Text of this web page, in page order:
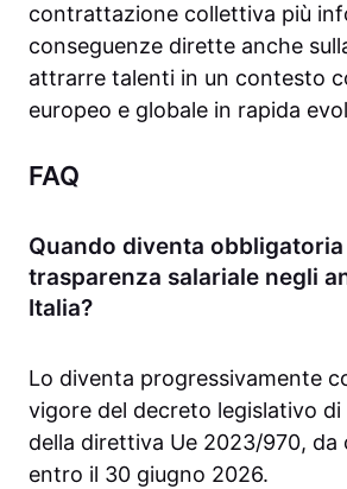
contrattazione collettiva più
conseguenze dirette anche
attrarre talenti in un contesto
europeo e globale in rapida
FAQ
Quando diventa obbligatoria
trasparenza salariale negli
Italia?
Lo diventa progressivamente
vigore del decreto legislativo
della direttiva Ue 2023/970, da
entro il 30 giugno 2026.